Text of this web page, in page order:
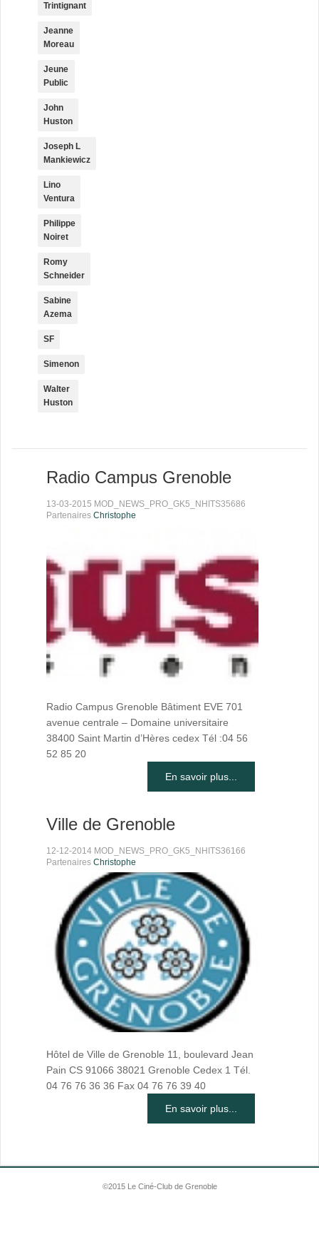
Trintignant
Jeanne
Moreau
Jeune
Public
John
Huston
Joseph L
Mankiewicz
Lino
Ventura
Philippe
Noiret
Romy
Schneider
Sabine
Azema
SF
Simenon
Walter
Huston
Radio Campus Grenoble
13-03-2015 MOD_NEWS_PRO_GK5_NHITS35686
Partenaires Christophe
Radio Campus Grenoble Bâtiment EVE 701
avenue centrale – Domaine universitaire
38400 Saint Martin d’Hères cedex Tél :04 56
52 85 20
En savoir plus...
Ville de Grenoble
12-12-2014 MOD_NEWS_PRO_GK5_NHITS36166
Partenaires Christophe
Hôtel de Ville de Grenoble 11, boulevard Jean
Pain CS 91066 38021 Grenoble Cedex 1 Tél.
04 76 76 36 36 Fax 04 76 76 39 40
En savoir plus...
©2015 Le Ciné-Club de Grenoble